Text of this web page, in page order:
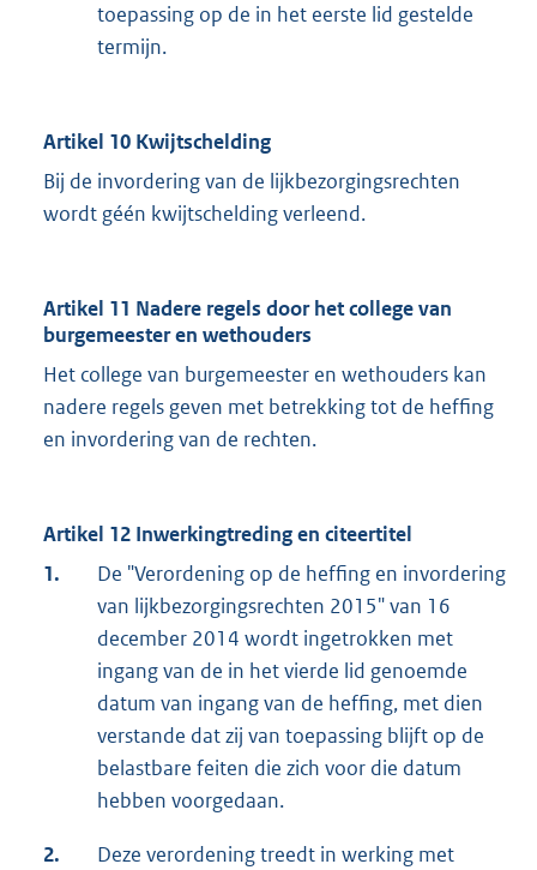
toepassing op de in het eerste lid gestelde
termijn.
Artikel 10 Kwijtschelding
Bij de invordering van de lijkbezorgingsrechten
wordt géén kwijtschelding verleend.
Artikel 11 Nadere regels door het college van
burgemeester en wethouders
Het college van burgemeester en wethouders kan
nadere regels geven met betrekking tot de heffing
en invordering van de rechten.
Artikel 12 Inwerkingtreding en citeertitel
1.
De "Verordening op de heffing en invordering
van lijkbezorgingsrechten 2015" van 16
december 2014 wordt ingetrokken met
ingang van de in het vierde lid genoemde
datum van ingang van de heffing, met dien
verstande dat zij van toepassing blijft op de
belastbare feiten die zich voor die datum
hebben voorgedaan.
2.
Deze verordening treedt in werking met